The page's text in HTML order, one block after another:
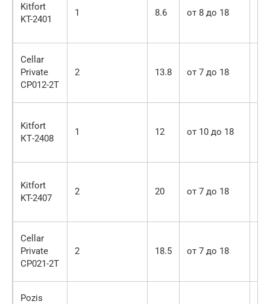
Kitfort
KT-2401
1 8.6 от 8 до 18
Cellar
Private
CP012-2T
2 13.8 от 7 до 18
Kitfort
КТ-2408
1 12 от 10 до 18
Kitfort
KT-2407
2 20 от 7 до 18
Cellar
Private
CP021-2T
2 18.5 от 7 до 18
Pozis